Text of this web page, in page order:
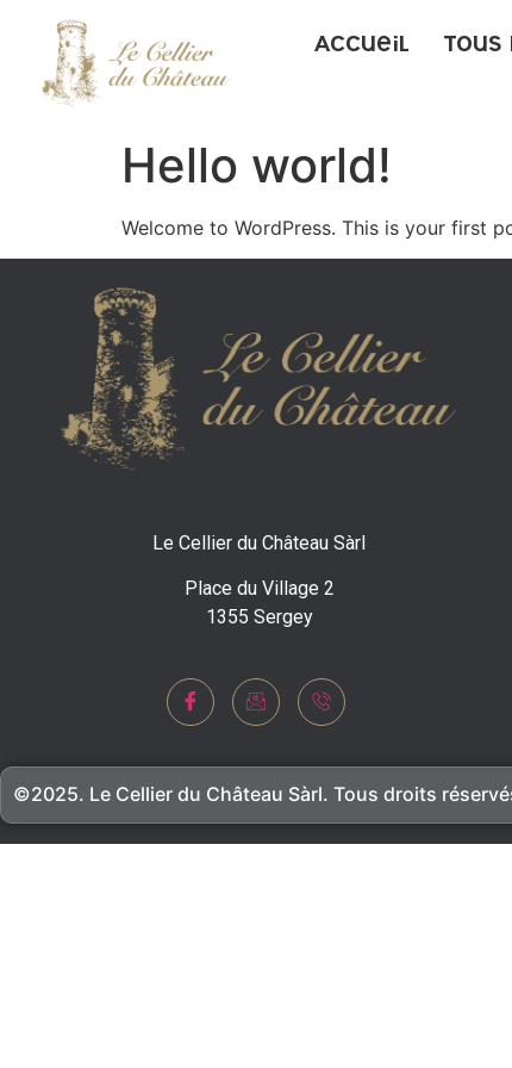
Accueil Tous
Hello world!
Welcome to WordPress. This is your first
Le Cellier du Château Sàrl
Place du Village 2
1355 Sergey
©2025. Le Cellier du Château Sàrl. Tous droits